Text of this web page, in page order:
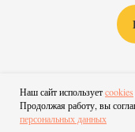
узнавайте
Наш сайт используетcookies
Продолжая работу, вы
персональных данных